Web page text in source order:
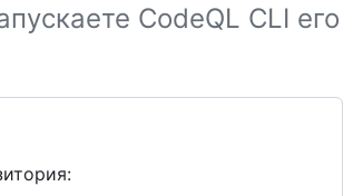
CodeQL CLI его